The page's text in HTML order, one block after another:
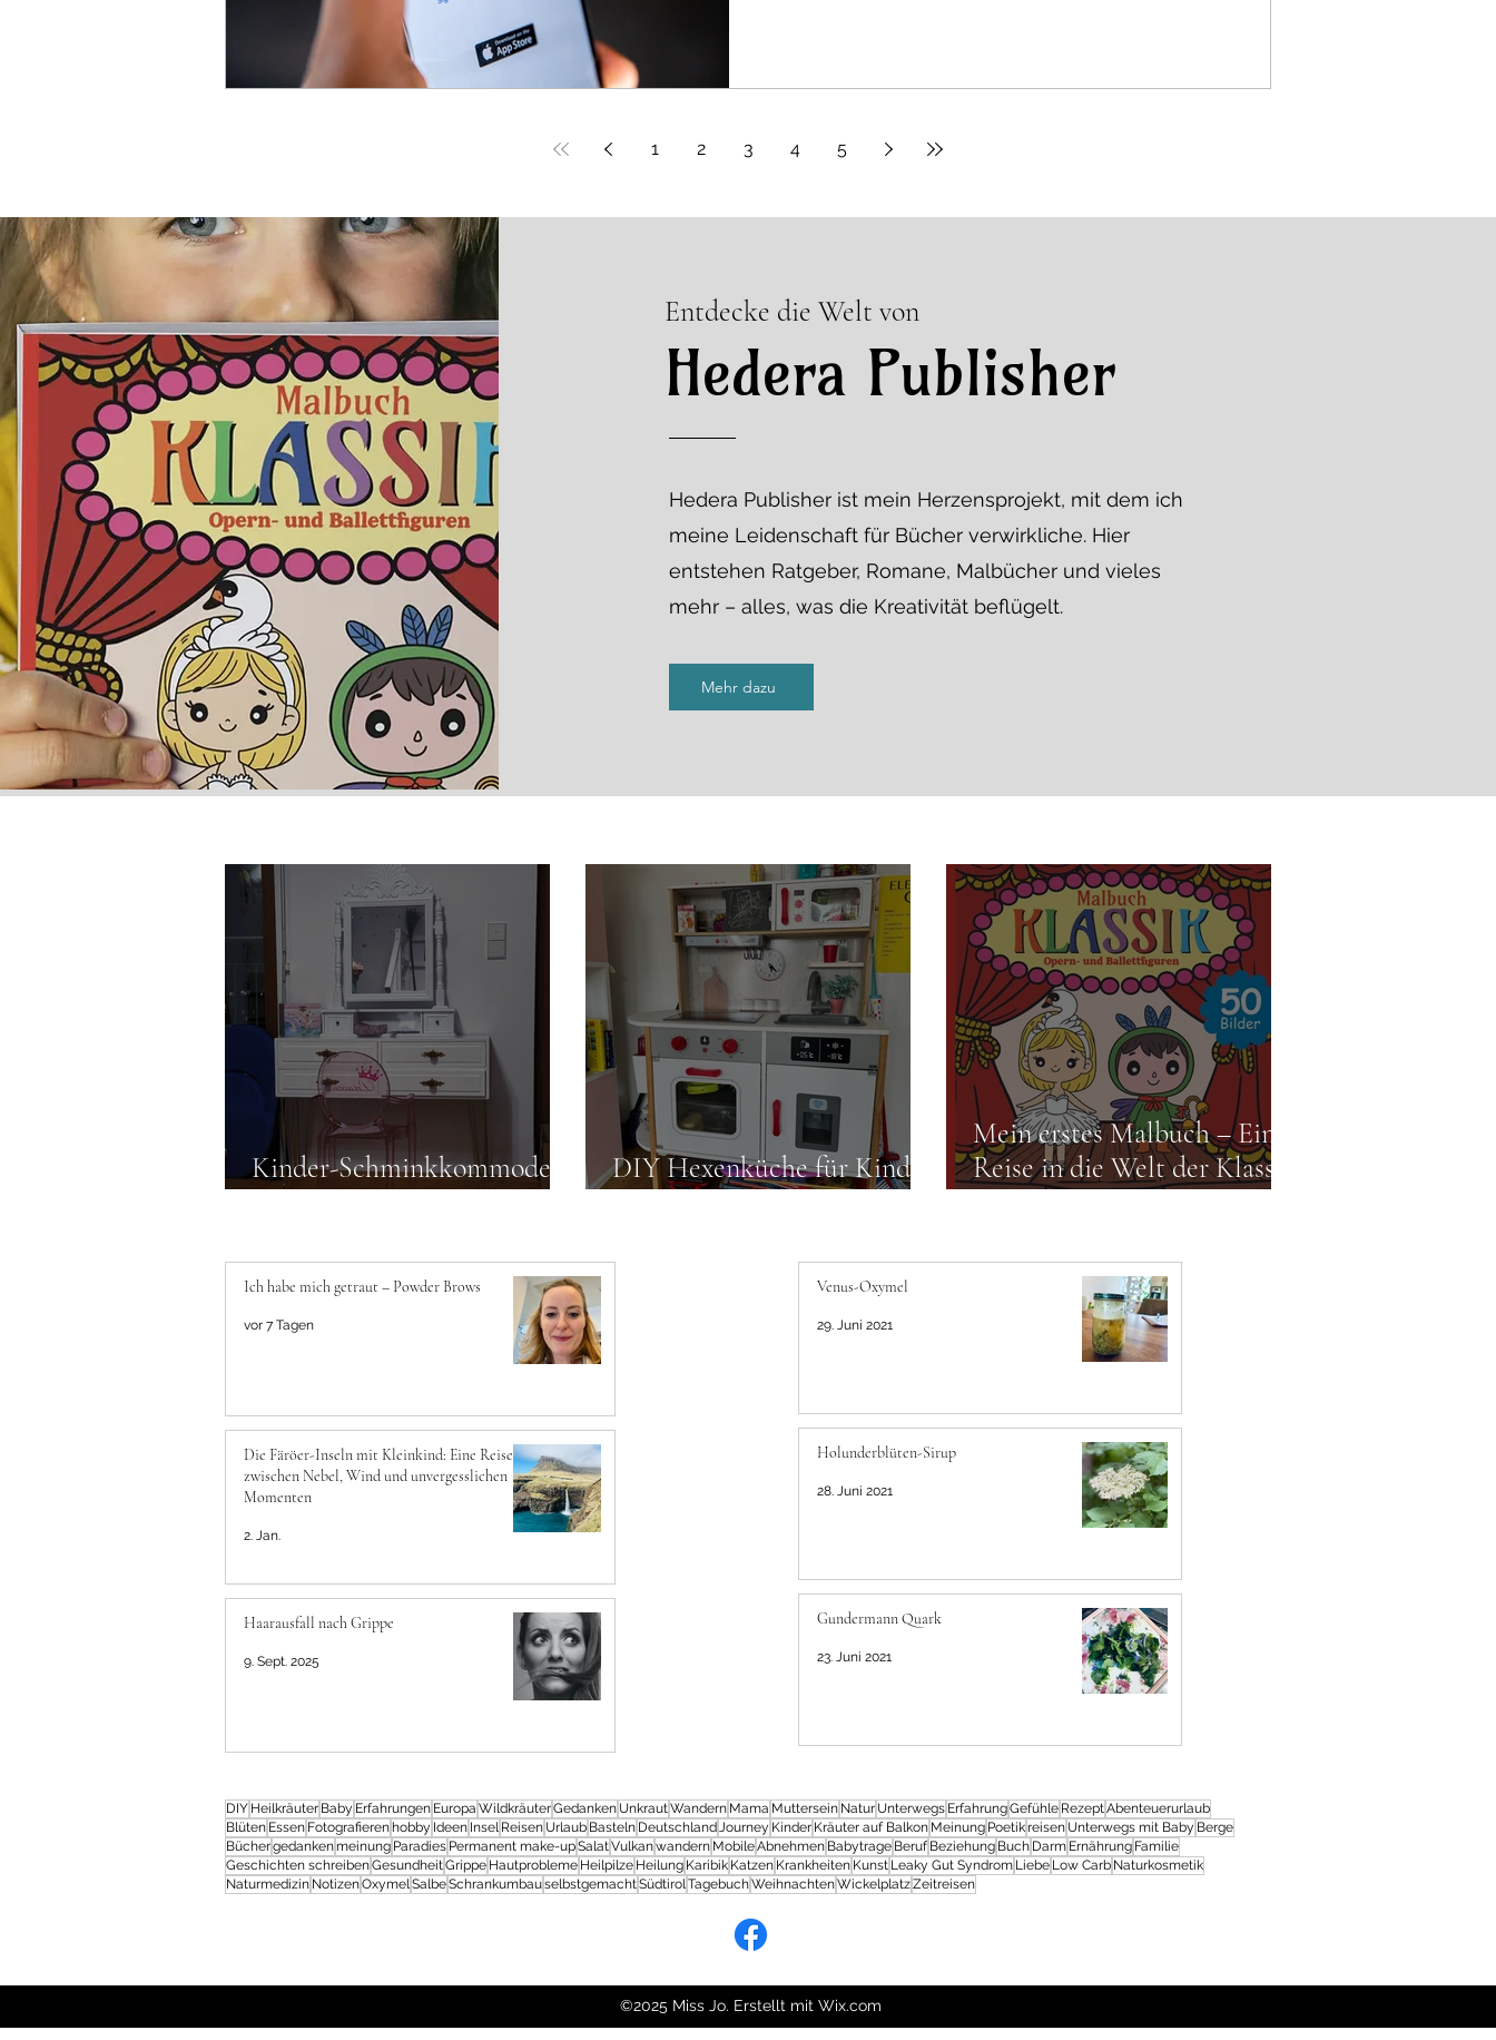
1 2 3 4 5
Entdecke die Welt von
Hedera Publisher
Hedera Publisher ist mein Herzensprojekt, mit dem ich
meine Leidenschaft für Bücher verwirkliche. Hier
entstehen Ratgeber, Romane, Malbücher und vieles
mehr – alles, was die Kreativität beflügelt.
Mehr dazu
Kinder-Schminkkommode –
DIY Hexenküche für Kinder
Mein erstes Malbuch – Eine
Reise in die Welt der Klassik
Ich habe mich getraut – Powder Brows
vor 7 Tagen
Die Färöer-Inseln mit Kleinkind: Eine Reise
zwischen Nebel, Wind und unvergesslichen
Momenten
2. Jan.
Haarausfall nach Grippe
9. Sept. 2025
Venus-Oxymel
29. Juni 2021
Holunderblüten-Sirup
28. Juni 2021
Gundermann Quark
23. Juni 2021
DIY Heilkräuter Baby Erfahrungen Europa WildkräuterGedanken UnkrautWandern Mama Muttersein Natur Unterwegs ErfahrungGefühle RezeptAbenteuerurlaub
Blüten Essen Fotografieren hobby Ideen Insel Reisen Urlaub Basteln DeutschlandJourney Kinder Kräuter auf Balkon Meinung Poetikreisen Unterwegs mit Baby Berge
Büchergedankenmeinung Paradies Permanent make-upSalatVulkanwandern MobileAbnehmen Babytrage Beruf Beziehung Buch Darm Ernährung Familie
Geschichten schreibenGesundheitGrippe Hautprobleme Heilpilze Heilung Karibik Katzen Krankheiten Kunst Leaky Gut Syndrom Liebe Low Carb Naturkosmetik
Naturmedizin NotizenOxymelSalbeSchrankumbauselbstgemachtSüdtirolTagebuchWeihnachtenWickelplatzZeitreisen
©2025 Miss Jo. Erstellt mit Wix.com